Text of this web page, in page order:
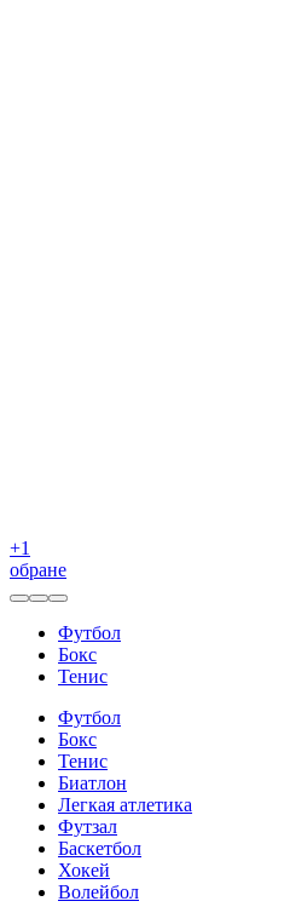
+1
обране
Футбол
Бокс
Тенис
Футбол
Бокс
Тенис
Биатлон
Легкая атлетика
Футзал
Баскетбол
Хокей
Волейбол